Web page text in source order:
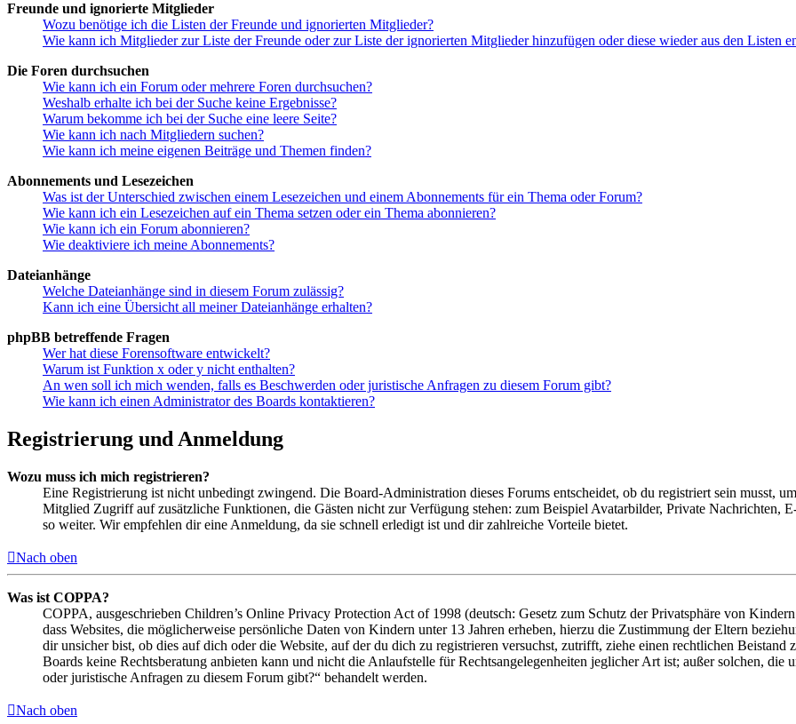
Freunde und ignorierte Mitglieder
Wozu benötige ich die Listen der Freunde und ignorierten Mitglieder?
Wie kann ich Mitglieder zur Liste der Freunde oder zur Liste der ignorierten Mitglieder hinzufügen oder diese wieder aus den Listen
Die Foren durchsuchen
Wie kann ich ein Forum oder mehrere Foren durchsuchen?
Weshalb erhalte ich bei der Suche keine Ergebnisse?
Warum bekomme ich bei der Suche eine leere Seite?
Wie kann ich nach Mitgliedern suchen?
Wie kann ich meine eigenen Beiträge und Themen finden?
Abonnements und Lesezeichen
Was ist der Unterschied zwischen einem Lesezeichen und einem Abonnements für ein Thema oder Forum?
Wie kann ich ein Lesezeichen auf ein Thema setzen oder ein Thema abonnieren?
Wie kann ich ein Forum abonnieren?
Wie deaktiviere ich meine Abonnements?
Dateianhänge
Welche Dateianhänge sind in diesem Forum zulässig?
Kann ich eine Übersicht all meiner Dateianhänge erhalten?
phpBB betreffende Fragen
Wer hat diese Forensoftware entwickelt?
Warum ist Funktion x oder y nicht enthalten?
An wen soll ich mich wenden, falls es Beschwerden oder juristische Anfragen zu diesem Forum gibt?
Wie kann ich einen Administrator des Boards kontaktieren?
Registrierung und Anmeldung
Wozu muss ich mich registrieren?
Eine Registrierung ist nicht unbedingt zwingend. Die Board-Administration dieses Forums entscheidet, ob du registriert sein musst,
Mitglied Zugriff auf zusätzliche Funktionen, die Gästen nicht zur Verfügung stehen: zum Beispiel Avatarbilder, Private Nachrichten,
so weiter. Wir empfehlen dir eine Anmeldung, da sie schnell erledigt ist und dir zahlreiche Vorteile bietet.
Nach oben
Was ist COPPA?
COPPA, ausgeschrieben Children’s Online Privacy Protection Act of 1998 (deutsch: Gesetz zum Schutz der Privatsphäre von
dass Websites, die möglicherweise persönliche Daten von Kindern unter 13 Jahren erheben, hierzu die Zustimmung der Eltern
dir unsicher bist, ob dies auf dich oder die Website, auf der du dich zu registrieren versuchst, zutrifft, ziehe einen rechtlichen
Boards keine Rechtsberatung anbieten kann und nicht die Anlaufstelle für Rechtsangelegenheiten jeglicher Art ist; außer solchen,
oder juristische Anfragen zu diesem Forum gibt?“ behandelt werden.
Nach oben